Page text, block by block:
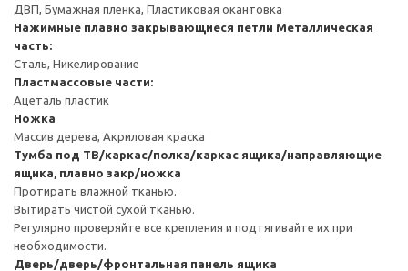
ДВП, Бумажная пленка, Пластиковая окантовка
Нажимные плавно закрывающиеся петли Металлическая
часть:
Сталь, Никелирование
Пластмассовые части:
Ацеталь пластик
Ножка
Массив дерева, Акриловая краска
Тумба под ТВ/каркас/полка/каркас ящика/направляющие
ящика, плавно закр/ножка
Протирать влажной тканью.
Вытирать чистой сухой тканью.
Регулярно проверяйте все крепления и подтягивайте их при
необходимости.
Дверь/дверь/фронтальная панель ящика